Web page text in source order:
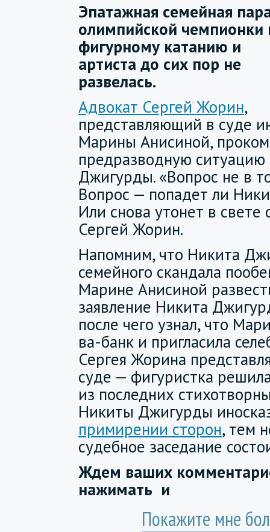
Эпатажная семейная
олимпийской чемпионки
фигурному катанию и
артиста до сих пор не
развелась.
Адвокат Сергей Жорин,
представляющий в суде
Марины Анисиной,
предразводную
Джигурды. «Вопрос не в
Вопрос — попадет ли
Или снова утонет в
Сергей Жорин.
Напомним, что Никита
семейного скандала
Марине Анисиной
заявление Никита
после чего узнал, что
ва-банк и пригласила
Сергея Жорина
суде — фигуристка
из последних
Никиты Джигурды
примирении сторон, тем
судебное заседание
Ждем ваших
нажимать и
Покажите мне